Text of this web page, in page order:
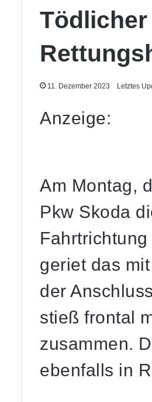
11. Dezember 2023 Letztes
Anzeige:
Am Montag,
Pkw Skoda
geriet das
der
stieß frontal
zusammen.
ebenfalls in